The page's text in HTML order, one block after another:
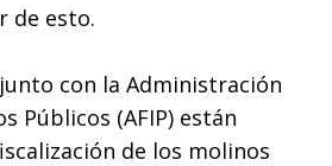
de esto.
con la Administración
Públicos (AFIP) están
de los molinos